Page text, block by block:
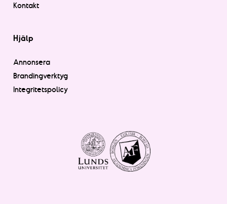
Kontakt
Hjälp
Annonsera
Brandingverktyg
Integritetspolicy